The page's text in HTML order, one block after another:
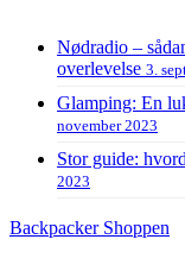
Nødradio –
overlevelse 3.
Glamping: En
november 2023
Stor guide:
2023
Backpacker Shoppen